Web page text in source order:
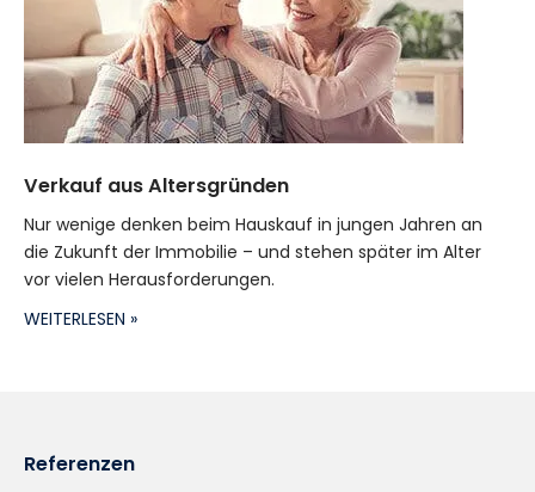
Verkauf aus Altersgründen
Nur wenige denken beim Hauskauf in jungen Jahren an
die Zukunft der Immobilie – und stehen später im Alter
vor vielen Herausforderungen.
WEITERLESEN »
Referenzen